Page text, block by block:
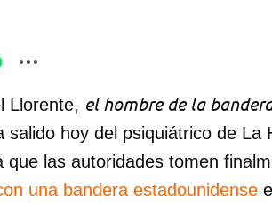
Llorente, el hombre de la
salido hoy del psiquiátrico de La
que las autoridades tomen
una bandera estadounidense